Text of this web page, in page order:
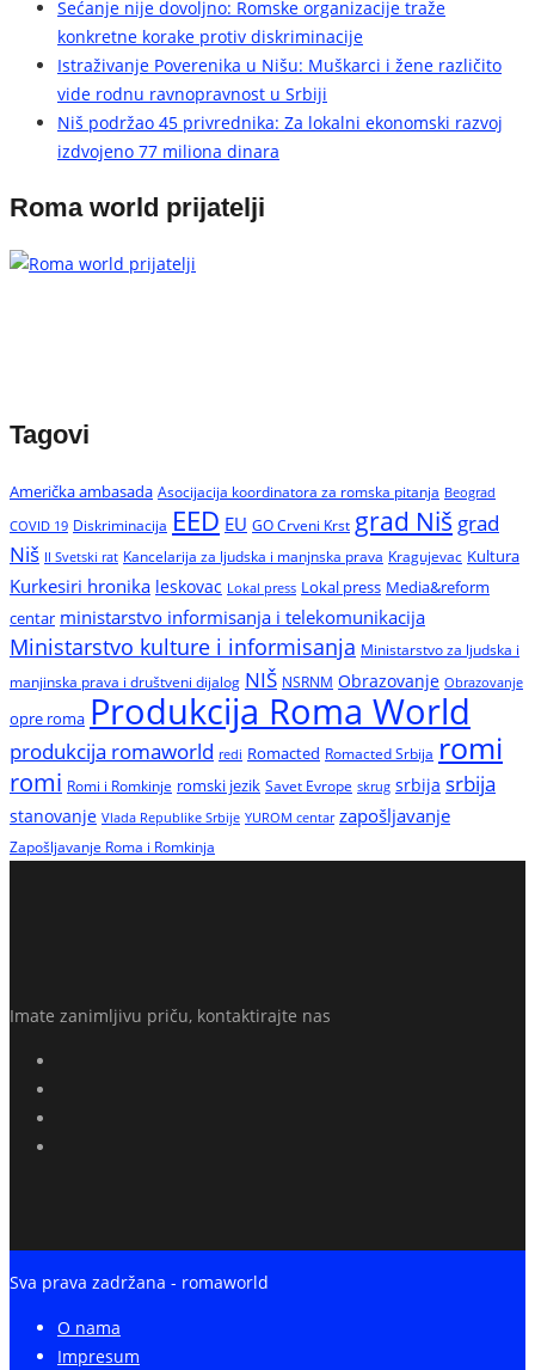
Sećanje nije dovoljno: Romske organizacije traže
konkretne korake protiv diskriminacije
Istraživanje Poverenika u Nišu: Muškarci i žene različito
vide rodnu ravnopravnost u Srbiji
Niš podržao 45 privrednika: Za lokalni ekonomski razvoj
izdvojeno 77 miliona dinara
Roma world prijatelji
Tagovi
Američka ambasada Asocijacija koordinatora za romska pitanja Beograd
COVID 19 Diskriminacija EED EU GO Crveni Krst grad Niš grad
Niš II Svetski rat Kancelarija za ljudska i manjnska prava Kragujevac Kultura
Kurkesiri hronika leskovac Lokal press Lokal press Media&reform
centar ministarstvo informisanja i telekomunikacija
Ministarstvo kulture i informisanja Ministarstvo za ljudska i
manjinska prava i društveni dijalog NIŠ NSRNM Obrazovanje Obrazovanje
opre roma Produkcija Roma World
produkcija romaworld redi Romacted Romacted Srbija romi
romi Romi i Romkinje romski jezik Savet Evrope skrug srbija srbija
stanovanje Vlada Republike Srbije YUROM centar zapošljavanje
Zapošljavanje Roma i Romkinja
Imate zanimljivu priču, kontaktirajte nas
Sva prava zadržana - romaworld
O nama
Impresum